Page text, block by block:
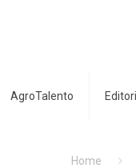
AgroTalento
Home